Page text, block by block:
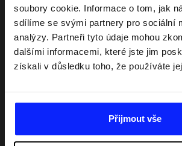
soubory cookie. Informace o tom, jak
sdílíme se svými partnery pro sociální
analýzy. Partneři tyto údaje mohou
dalšími informacemi, které jste jim
získali v důsledku toho, že používáte
Přijmout vše